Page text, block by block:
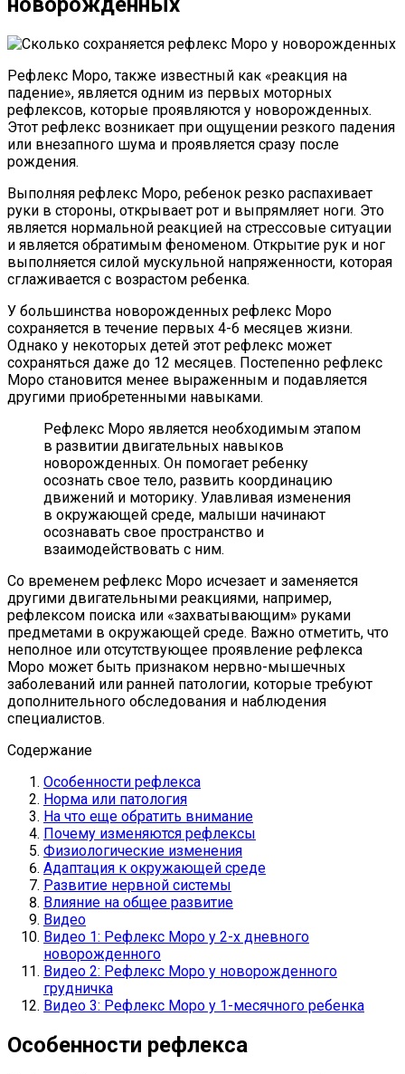
Рефлекс Моро, также известный как «реакция на
падение», является одним из первых моторных
рефлексов, которые проявляются у новорожденных.
Этот рефлекс возникает при ощущении резкого падения
или внезапного шума и проявляется сразу после
рождения.
Выполняя рефлекс Моро, ребенок резко распахивает
руки в стороны, открывает рот и выпрямляет ноги. Это
является нормальной реакцией на стрессовые ситуации
и является обратимым феноменом. Открытие рук и ног
выполняется силой мускульной напряженности, которая
сглаживается с возрастом ребенка.
У большинства новорожденных рефлекс Моро
сохраняется в течение первых 4-6 месяцев жизни.
Однако у некоторых детей этот рефлекс может
сохраняться даже до 12 месяцев. Постепенно рефлекс
Моро становится менее выраженным и подавляется
другими приобретенными навыками.
Рефлекс Моро является необходимым этапом
в развитии двигательных навыков
новорожденных. Он помогает ребенку
осознать свое тело, развить координацию
движений и моторику. Улавливая изменения
в окружающей среде, малыши начинают
осознавать свое пространство и
взаимодействовать с ним.
Со временем рефлекс Моро исчезает и заменяется
другими двигательными реакциями, например,
рефлексом поиска или «захватывающим» руками
предметами в окружающей среде. Важно отметить, что
неполное или отсутствующее проявление рефлекса
Моро может быть признаком нервно-мышечных
заболеваний или ранней патологии, которые требуют
дополнительного обследования и наблюдения
специалистов.
Содержание
Особенности рефлекса
Норма или патология
На что еще обратить внимание
Почему изменяются рефлексы
Физиологические изменения
Адаптация к окружающей среде
Развитие нервной системы
Влияние на общее развитие
Видео
Видео 1: Рефлекс Моро у 2-х дневного
новорожденного
Видео 2: Рефлекс Моро у новорожденного
грудничка
Видео 3: Рефлекс Моро у 1-месячного ребенка
Особенности рефлекса